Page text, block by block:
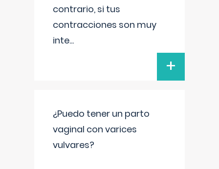
contrario, si tus
contracciones son muy
inte...
+
¿Puedo tener un parto
vaginal con varices
vulvares?